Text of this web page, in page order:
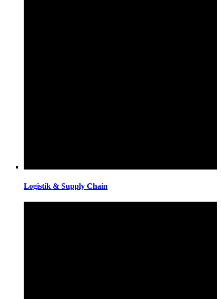
Logistik & Supply Chain